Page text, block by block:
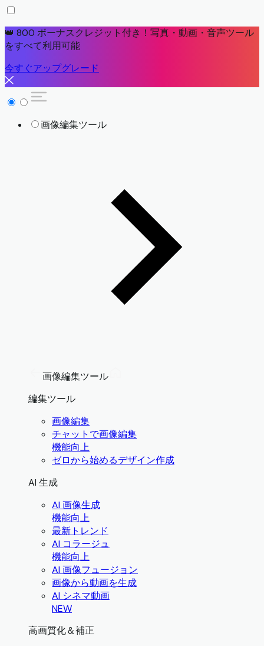
👑 800 ボーナスクレジット付き！写真・動画・音声ツール
をすべて利用可能
今すぐアップグレード
画像編集ツール
画像編集ツール
編集ツール
画像編集
チャットで画像編集
機能向上
ゼロから始めるデザイン作成
AI 生成
AI 画像生成
機能向上
最新トレンド
AI コラージュ
機能向上
AI 画像フュージョン
画像から動画を生成
AI シネマ動画
NEW
高画質化＆補正